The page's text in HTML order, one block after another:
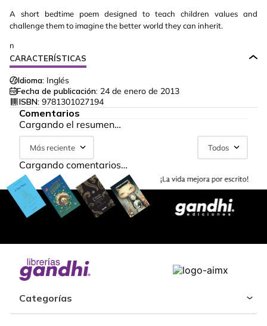
A short bedtime poem designed to teach children values and
challenge them to imagine the better world they can inherit.
n
CARACTERÍSTICAS
Idioma: Inglés
Fecha de publicación: 24 de enero de 2013
ISBN: 9781301027194
Comentarios
Cargando el resumen…
Más reciente Todos
Cargando comentarios…
Categorías